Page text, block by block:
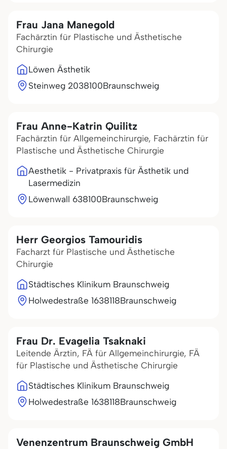
Frau Jana Manegold
Fachärztin für Plastische und Ästhetische
Chirurgie
Löwen Ästhetik
Steinweg 2038100Braunschweig
Frau Anne-Katrin Quilitz
Fachärztin für Allgemeinchirurgie, Fachärztin für
Plastische und Ästhetische Chirurgie
Aesthetik - Privatpraxis für Ästhetik und
Lasermedizin
Löwenwall 638100Braunschweig
Herr Georgios Tamouridis
Facharzt für Plastische und Ästhetische
Chirurgie
Städtisches Klinikum Braunschweig
Holwedestraße 1638118Braunschweig
Frau Dr. Evagelia Tsaknaki
Leitende Ärztin, FÄ für Allgemeinchirurgie, FÄ
für Plastische und Ästhetische Chirurgie
Städtisches Klinikum Braunschweig
Holwedestraße 1638118Braunschweig
Venenzentrum Braunschweig GmbH